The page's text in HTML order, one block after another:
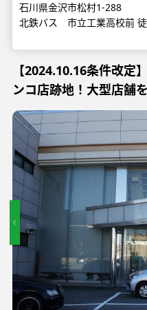
石川県金沢市松村1-288
北鉄バス 市立工業高校前
【2024.10.16条件改定
ンコ店跡地！大型店舗